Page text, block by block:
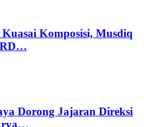
Komposisi, Musdiq
Dorong Jajaran Direksi